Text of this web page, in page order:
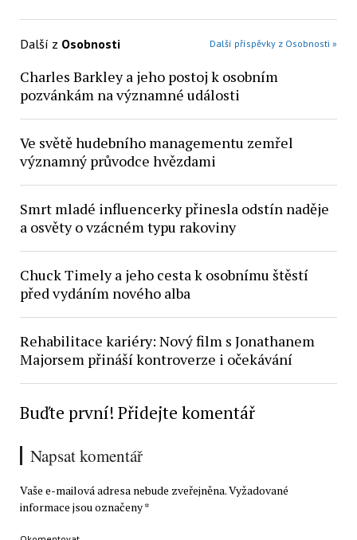
Další z Osobnosti Další příspěvky z Osobnosti »
Charles Barkley a jeho postoj k osobním
pozvánkám na významné události
Ve světě hudebního managementu zemřel
významný průvodce hvězdami
Smrt mladé influencerky přinesla odstín naděje
a osvěty o vzácném typu rakoviny
Chuck Timely a jeho cesta k osobnímu štěstí
před vydáním nového alba
Rehabilitace kariéry: Nový film s Jonathanem
Majorsem přináší kontroverze i očekávání
Buďte první! Přidejte komentář
Napsat komentář
Vaše e-mailová adresa nebude zveřejněna.Vyžadované
informace jsou označeny*